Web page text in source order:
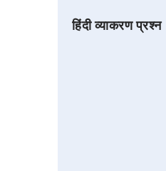
हिंदी व्याकरण प्रश्न